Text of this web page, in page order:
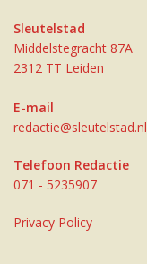
Sleutelstad
Middelstegracht 87A
2312 TT Leiden
E-mail
redactie@sleutelstad.nl
Telefoon Redactie
071 - 5235907
Privacy Policy